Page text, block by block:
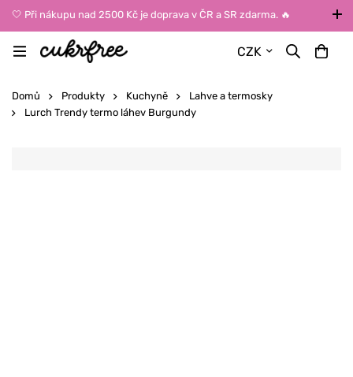
🤍 Při nákupu nad 2500 Kč je doprava v ČR a SR zdarma. 🔥
UPOZORNĚNÍ: Během léta vybírejte dopravu kurýrem nebo do Z-
BOXů umístěných uvnitř budov. Reklamace zboží způsobené
CZK
Domů Produkty Kuchyně
Lahve a termosky
Lurch Trendy termo láhev Burgundy